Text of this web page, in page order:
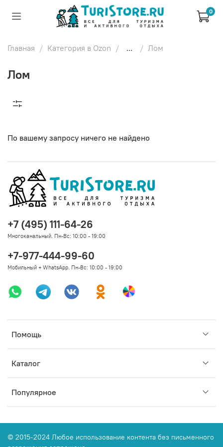
0
Главная Категория в Ozon ... Лом
Лом
По вашему запросу ничего не найдено
Помощь
Каталог
Популярное
+7 (495) 111-64-26
Многоканальный. Пн-Вс: 10:00 - 19:00
+7-977-444-99-60
Мобильный + WhatsApp. Пн-Вс: 10:00 - 19:00
© 2015-2024 Любое использование контента без письменного